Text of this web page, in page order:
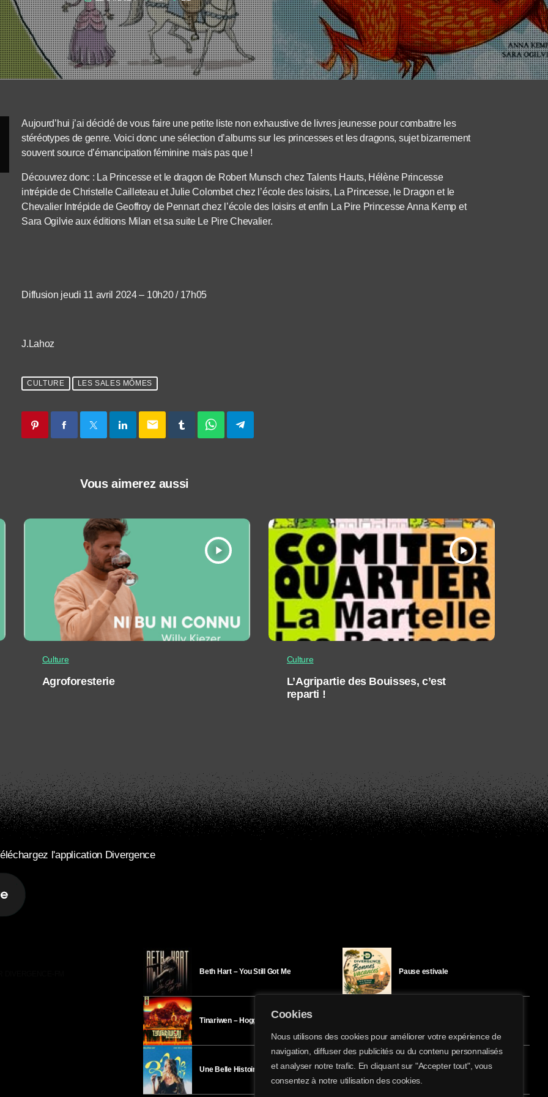
Cookies
Nous utilisons des cookies pour améliorer votre expérience de
navigation, diffuser des publicités ou du contenu personnalisés
et analyser notre trafic. En cliquant sur "Accepter tout", vous
consentez à notre utilisation des cookies.
share
21
email
Aujourd’hui j’ai décidé de vous faire une petite liste non exhaustive de livres jeunesse pour combattre les
stéréotypes de genre. Voici donc une sélection d’albums sur les princesses et les dragons, sujet bizarrement
souvent source d’émancipation féminine mais pas que !
Découvrez donc : La Princesse et le dragon de Robert Munsch chez Talents Hauts, Hélène Princesse
intrépide de Christelle Cailleteau et Julie Colombet chez l’école des loisirs, La Princesse, le Dragon et le
Chevalier Intrépide de Geoffroy de Pennart chez l’école des loisirs et enfin La Pire Princesse Anna Kemp et
Sara Ogilvie aux éditions Milan et sa suite Le Pire Chevalier.
Diffusion jeudi 11 avril 2024 – 10h20 / 17h05
J.Lahoz
CULTURE LES SALES MÔMES
email
Vous aimerez aussi
play_arrow
Culture
Agroforesterie
play_arrow
Culture
L’Agripartie des Bouisses, c’est
reparti !
l'application Divergence
Beth Hart – You Still Got Me
Tinariwen – Hoggar
Une Belle Histoire – Héloïse Bay
Pause estivale
Ici l’Ombre – mardi 28 juillet